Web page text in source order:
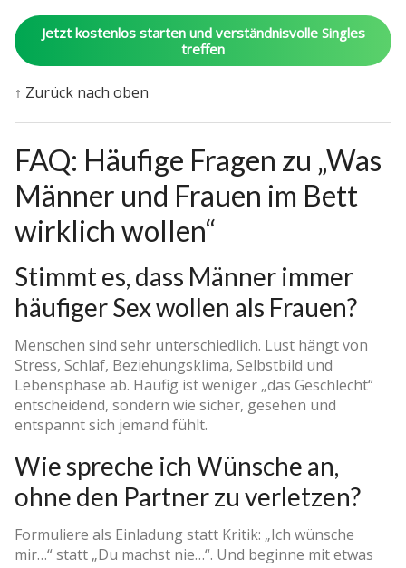
Jetzt kostenlos starten und verständnisvolle Singles
treffen
↑ Zurück nach oben
FAQ: Häufige Fragen zu „Was
Männer und Frauen im Bett
wirklich wollen“
Stimmt es, dass Männer immer
häufiger Sex wollen als Frauen?
Menschen sind sehr unterschiedlich. Lust hängt von
Stress, Schlaf, Beziehungsklima, Selbstbild und
Lebensphase ab. Häufig ist weniger „das Geschlecht“
entscheidend, sondern wie sicher, gesehen und
entspannt sich jemand fühlt.
Wie spreche ich Wünsche an,
ohne den Partner zu verletzen?
Formuliere als Einladung statt Kritik: „Ich wünsche
mir…“ statt „Du machst nie…“. Und beginne mit etwas